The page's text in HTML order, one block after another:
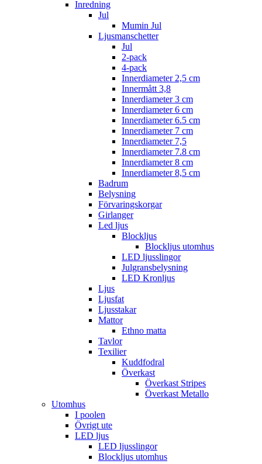
Inredning
Jul
Mumin Jul
Ljusmanschetter
Jul
2-pack
4-pack
Innerdiameter 2,5 cm
Innermått 3,8
Innerdiameter 3 cm
Innerdiameter 6 cm
Innerdiameter 6.5 cm
Innerdiameter 7 cm
Innerdiameter 7,5
Innerdiameter 7.8 cm
Innerdiameter 8 cm
Innerdiameter 8,5 cm
Badrum
Belysning
Förvaringskorgar
Girlanger
Led ljus
Blockljus
Blockljus utomhus
LED ljusslingor
Julgransbelysning
LED Kronljus
Ljus
Ljusfat
Ljusstakar
Mattor
Ethno matta
Tavlor
Texilier
Kuddfodral
Överkast
Överkast Stripes
Överkast Metallo
Utomhus
I poolen
Övrigt ute
LED ljus
LED ljusslingor
Blockljus utomhus